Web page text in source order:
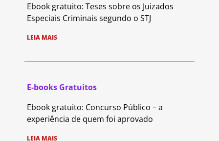
Ebook gratuito: Teses sobre os Juizados
Especiais Criminais segundo o STJ
LEIA MAIS
E-books Gratuitos
Ebook gratuito: Concurso Público – a
experiência de quem foi aprovado
LEIA MAIS